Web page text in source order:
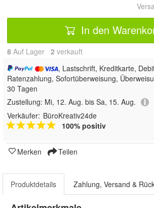
In den
8 Auf Lager 2 verkauft
, Lastschrift, Kreditkarte,
Ratenzahlung, Sofortüberweisung,
30 Tagen
Zustellung: Mi, 12. Aug. bis Sa, 15. Aug.
Verkäufer: BüroKreativ24de
100% positiv
Merken Teilen
Produktdetails Zahlung, Versand &